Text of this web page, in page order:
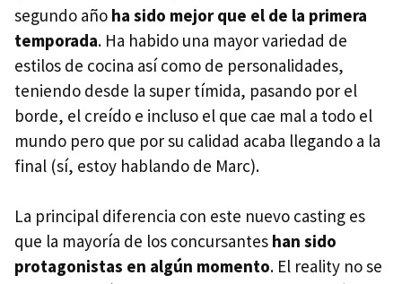
segundo año ha sido mejor que el de la primera
temporada. Ha habido una mayor variedad de
estilos de cocina así como de personalidades,
teniendo desde la super tímida, pasando por el
borde, el creído e incluso el que cae mal a todo el
mundo pero que por su calidad acaba llegando a la
final (sí, estoy hablando de Marc).
La principal diferencia con este nuevo casting es
que la mayoría de los concursantes han sido
protagonistas en algún momento. El reality no se